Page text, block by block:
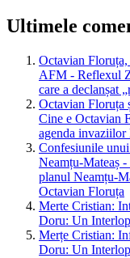
Ultimele
Octavian
AFM - Reflexul
care a declanșat
Octavian Floruța
Cine e Octavian
agenda invaziilor
Confesiunile
Neamțu-Mateaș
planul Neamțu-
Octavian Floruța
Merte Cristian:
Doru: Un
Merțe Cristian:
Doru: Un